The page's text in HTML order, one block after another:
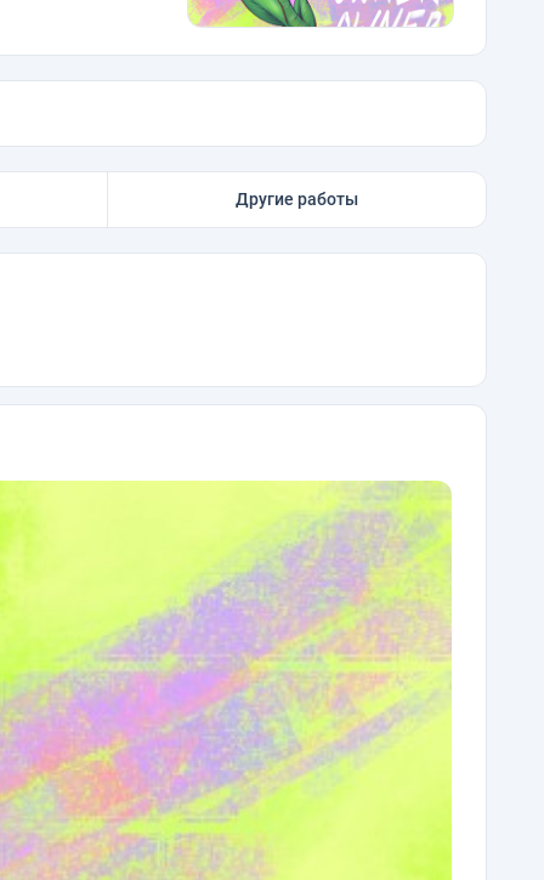
Другие работы